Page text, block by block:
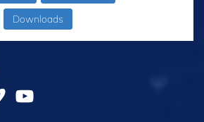
Downloads